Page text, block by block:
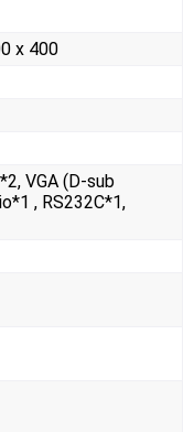
х 400
VGA (D-sub
, RS232С*1,